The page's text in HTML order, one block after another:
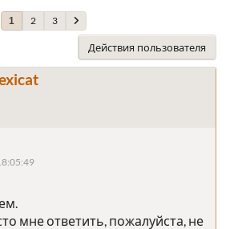
1 2 3
Действия пользователя
мне ответить, пожалуйста, не